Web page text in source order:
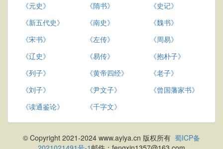
《元史》
《隋书》
《史记》
《新五代史》
《南史》
《魏书》
《宋书》
《左传》
《周易》
《辽史》
《易传》
《抱朴子》
《列子》
《黄帝四经》
《老子》
《刘子》
《尹文子》
《曾国藩家书》
《读通鉴论》
《千字文》
© Copyright 2021-2024 www.ayiya.cn 版权所有 蜀ICP备